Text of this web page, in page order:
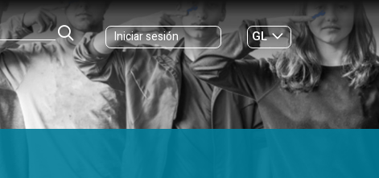
Iniciar sesión
GL
ES|